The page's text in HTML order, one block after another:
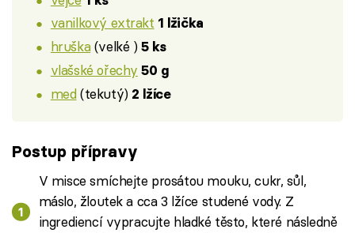
vanilkový extrakt 1 lžička
hruška(velké ) 5 ks
vlašské ořechy 50 g
med(tekutý) 2 lžíce
Postup přípravy
V misce smíchejte prosátou mouku, cukr, sůl,
máslo, žloutek a cca 3 lžíce studené vody. Z
ingrediencí vypracujte hladké těsto, které následně